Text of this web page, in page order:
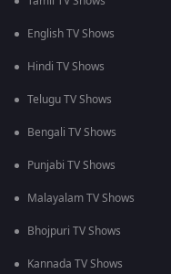
English TV Shows
Hindi TV Shows
Telugu TV Shows
Bengali TV Shows
Punjabi TV Shows
Malayalam TV Shows
Bhojpuri TV Shows
Kannada TV Shows